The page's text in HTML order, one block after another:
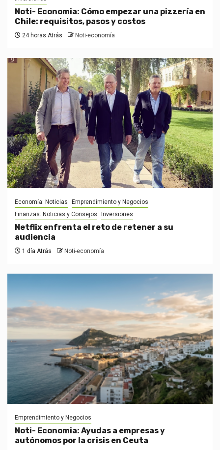
Noti- Economia: Cómo empezar una pizzería en
Chile: requisitos, pasos y costos
24 horas Atrás Noti-economía
Economía: Noticias
Emprendimiento y Negocios
Finanzas: Noticias y Consejos
Inversiones
Netflix enfrenta el reto de retener a su
audiencia
1 día Atrás Noti-economía
Emprendimiento y Negocios
Noti- Economia: Ayudas a empresas y
autónomos por la crisis en Ceuta